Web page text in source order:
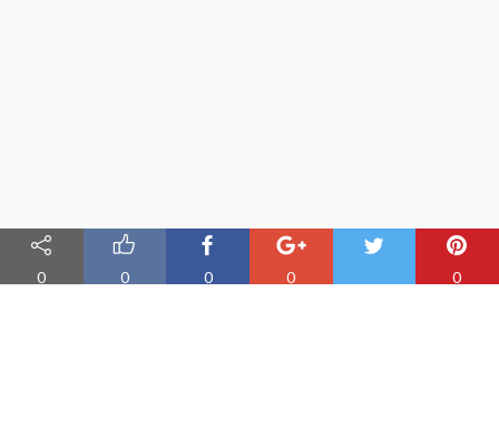
0 0 0 0 0